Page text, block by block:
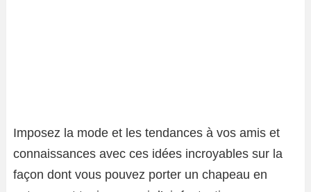
Imposez la mode et les tendances à vos amis et
connaissances avec ces idées incroyables sur la
façon dont vous pouvez porter un chapeau en